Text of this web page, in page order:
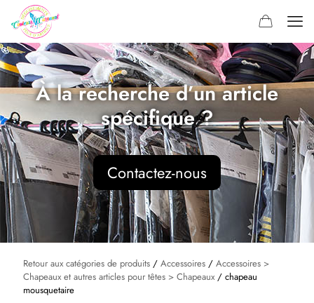
À la recherche d’un article
spécifique ?
Contactez-nous
Retour aux catégories de produits / Accessoires / Accessoires >
Chapeaux et autres articles pour têtes > Chapeaux / chapeau
mousquetaire